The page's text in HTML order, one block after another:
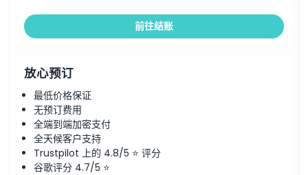
前往结账
放心预订
最低价格保证
无预订费用
全端到端加密支付
全天候客户支持
Trustpilot 上的 4.8/5 ⭐ 评分
谷歌评分 4.7/5 ⭐